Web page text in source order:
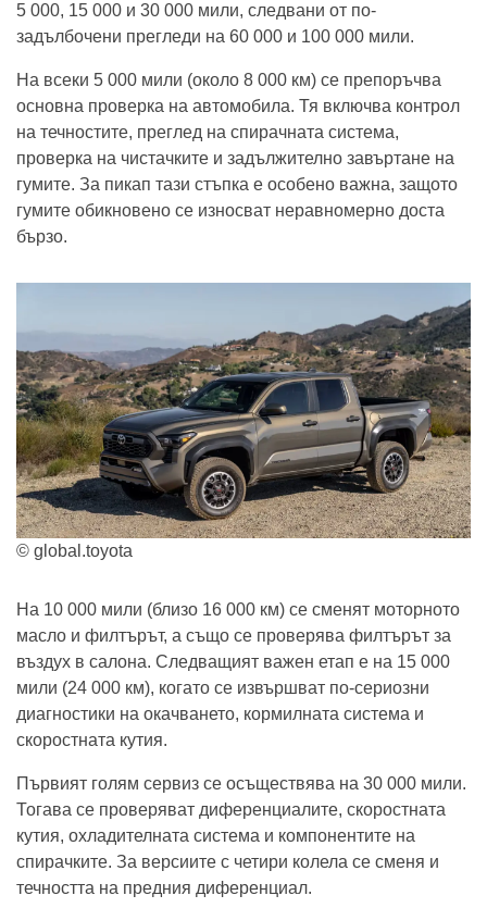
5 000, 15 000 и 30 000 мили, следвани от по-
задълбочени прегледи на 60 000 и 100 000 мили.
На всеки 5 000 мили (около 8 000 км) се препоръчва
основна проверка на автомобила. Тя включва контрол
на течностите, преглед на спирачната система,
проверка на чистачките и задължително завъртане на
гумите. За пикап тази стъпка е особено важна, защото
гумите обикновено се износват неравномерно доста
бързо.
© global.toyota
На 10 000 мили (близо 16 000 км) се сменят моторното
масло и филтърът, а също се проверява филтърът за
въздух в салона. Следващият важен етап е на 15 000
мили (24 000 км), когато се извършват по-сериозни
диагностики на окачването, кормилната система и
скоростната кутия.
Първият голям сервиз се осъществява на 30 000 мили.
Тогава се проверяват диференциалите, скоростната
кутия, охладителната система и компонентите на
спирачките. За версиите с четири колела се сменя и
течността на предния диференциал.